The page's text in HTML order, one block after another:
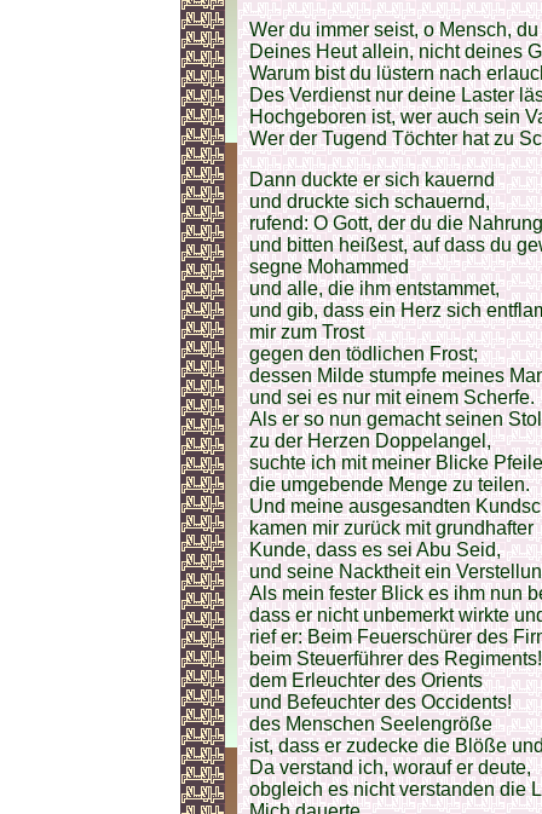
Wer du immer seist, o Mensch,
Deines Heut allein, nicht deines
Warum bist du lüstern nach
Des Verdienst nur deine Laster
Hochgeboren ist, wer auch sein
Wer der Tugend Töchter hat zu
Dann duckte er sich kauernd
und druckte sich schauernd,
rufend: O Gott, der du die
und bitten heißest, auf dass du
segne Mohammed
und alle, die ihm entstammet,
und gib, dass ein Herz sich
mir zum Trost
gegen den tödlichen Frost;
dessen Milde stumpfe meines
und sei es nur mit einem Scherfe.
Als er so nun gemacht seinen
zu der Herzen Doppelangel,
suchte ich mit meiner Blicke
die umgebende Menge zu teilen.
Und meine ausgesandten
kamen mir zurück mit grundhafter
Kunde, dass es sei Abu Seid,
und seine Nacktheit ein
Als mein fester Blick es ihm nun
dass er nicht unbemerkt wirkte
rief er: Beim Feuerschürer des
beim Steuerführer des Regiments!
dem Erleuchter des Orients
und Befeuchter des Occidents!
des Menschen Seelengröße
ist, dass er zudecke die Blöße
Da verstand ich, worauf er deute,
obgleich es nicht verstanden die